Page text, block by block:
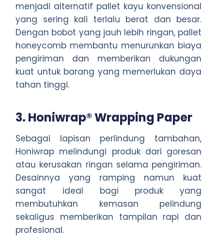
menjadi alternatif pallet kayu konvensional
yang sering kali terlalu berat dan besar.
Dengan bobot yang jauh lebih ringan, pallet
honeycomb membantu menurunkan biaya
pengiriman dan memberikan dukungan
kuat untuk barang yang memerlukan daya
tahan tinggi.
3. Honiwrap® Wrapping Paper
Sebagai lapisan perlindung tambahan,
Honiwrap melindungi produk dari goresan
atau kerusakan ringan selama pengiriman.
Desainnya yang ramping namun kuat
sangat ideal bagi produk yang
membutuhkan kemasan pelindung
sekaligus memberikan tampilan rapi dan
profesional.